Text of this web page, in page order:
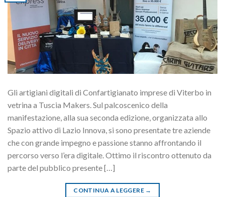
Gli artigiani digitali di Confartigianato imprese di Viterbo in
vetrina a Tuscia Makers. Sul palcoscenico della
manifestazione, alla sua seconda edizione, organizzata allo
Spazio attivo di Lazio Innova, si sono presentate tre aziende
che con grande impegno e passione stanno affrontando il
percorso verso l’era digitale. Ottimo il riscontro ottenuto da
parte del pubblico presente […]
CONTINUA A LEGGERE →